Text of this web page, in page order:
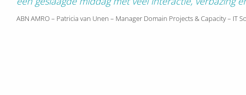
ABN AMRO – Patricia van Unen – Manager Domain Projects & Capacity – IT